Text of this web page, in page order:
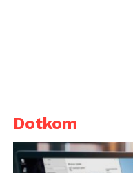
Dotkom